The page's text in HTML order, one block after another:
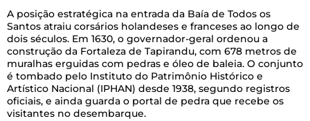
A posição estratégica na entrada da Baía de Todos os
Santos atraiu corsários holandeses e franceses ao longo de
dois séculos. Em 1630, o governador-geral ordenou a
construção da Fortaleza de Tapirandu, com 678 metros de
muralhas erguidas com pedras e óleo de baleia. O conjunto
é tombado pelo Instituto do Patrimônio Histórico e
Artístico Nacional (IPHAN) desde 1938, segundo registros
oficiais, e ainda guarda o portal de pedra que recebe os
visitantes no desembarque.